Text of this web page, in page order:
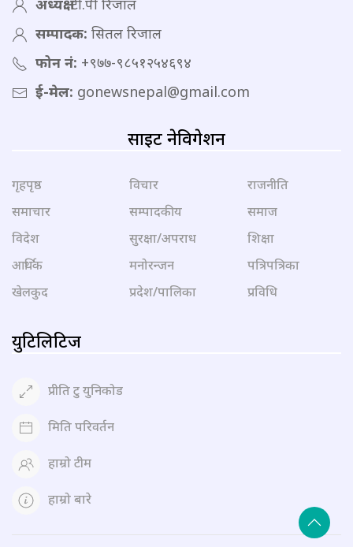
अध्यक्ष:टी.पी रिजाल
सम्पादक: सितल रिजाल
फोन नं: +९७७-९८५१२५४६९४
ई-मेल: gonewsnepal@gmail.com
साइट नेविगेशन
गृहपृष्ठ
समाचार
विदेश
आर्थिक
खेलकुद
विचार
सम्पादकीय
सुरक्षा/अपराध
मनोरन्जन
प्रदेश/पालिका
राजनीति
समाज
शिक्षा
पत्रिपत्रिका
प्रविधि
युटिलिटिज
प्रीति टु युनिकोड
मिति परिवर्तन
हाम्रो टीम
हाम्रो बारे